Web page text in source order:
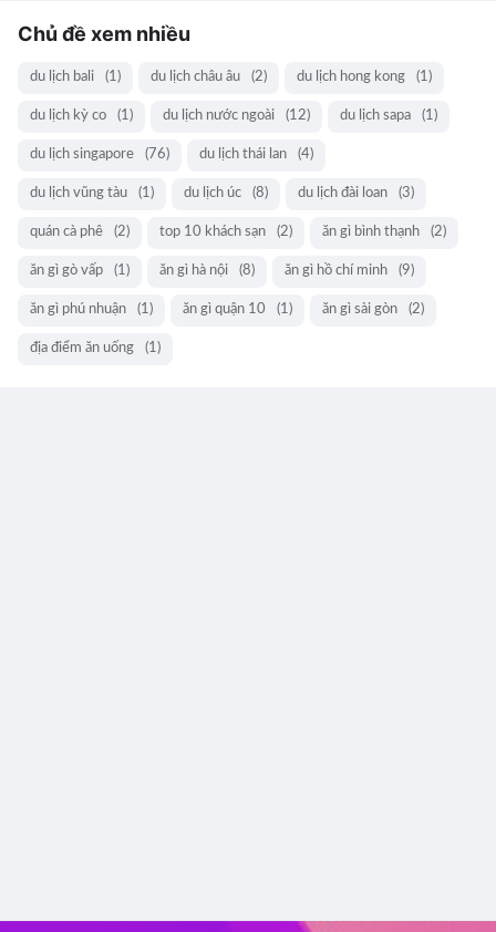
Chủ đề xem nhiều
du lịch bali (1) du lịch châu âu (2) du lịch hong kong (1)
du lịch kỳ co (1) du lịch nước ngoài (12) du lịch sapa (1)
du lịch singapore (76) du lịch thái lan (4)
du lịch vũng tàu (1) du lịch úc (8) du lịch đài loan (3)
quán cà phê (2) top 10 khách sạn (2) ăn gì bình thạnh (2)
ăn gì gò vấp (1) ăn gì hà nội (8) ăn gì hồ chí minh (9)
ăn gì phú nhuận (1) ăn gì quận 10 (1) ăn gì sài gòn (2)
địa điểm ăn uống (1)